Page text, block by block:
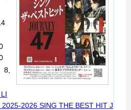
8,
2025-2026 SING THE BEST HIT J